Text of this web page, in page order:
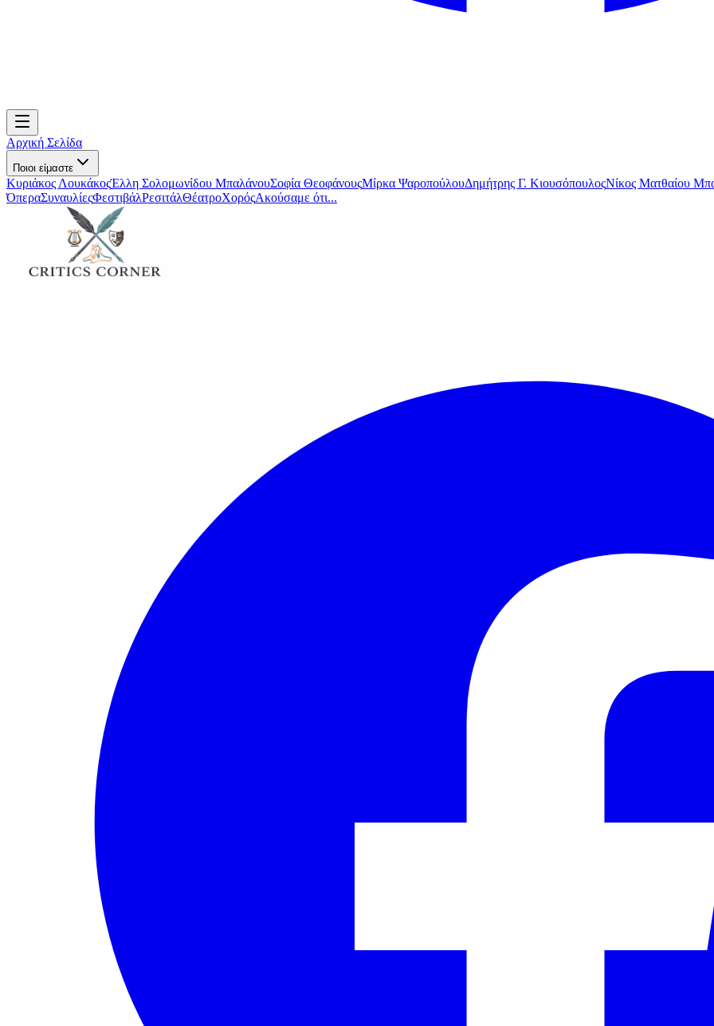
Αρχική Σελίδα
Ποιοι είμαστε
Κυριάκος ΛουκάκοςΈλλη Σολομωνίδου ΜπαλάνουΣοφία ΘεοφάνουςΜίρκα ΨαροπούλουΔημήτρης Γ. ΚιουσόπουλοςΝίκος Ματθαίου
ΌπεραΣυναυλίεςΦεστιβάλΡεσιτάλΘέατροΧορόςΑκούσαμε ότι...